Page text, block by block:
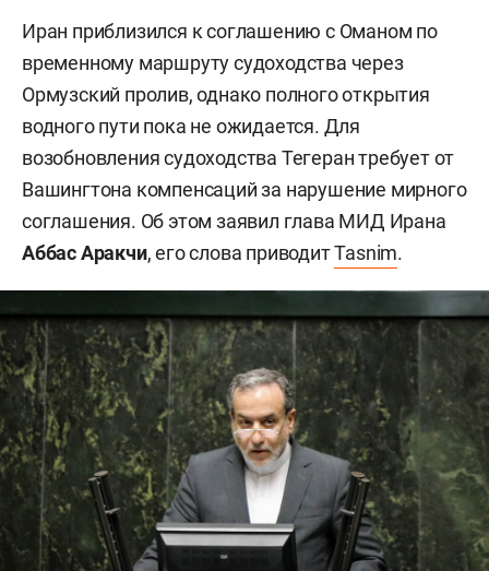
Иран приблизился к соглашению с Оманом по
временному маршруту судоходства через
Ормузский пролив, однако полного открытия
водного пути пока не ожидается. Для
возобновления судоходства Тегеран требует от
Вашингтона компенсаций за нарушение мирного
соглашения. Об этом заявил глава МИД Ирана
Аббас Аракчи, его слова приводитTasnim.